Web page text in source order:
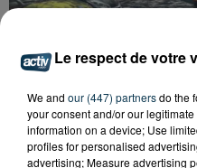
SAINT-ETIENNE :
Le respect de votre
We and our (447) partnersdo the
your consent and/or our
information on a device; Use
profiles for personalised
advertising; Measure advertising